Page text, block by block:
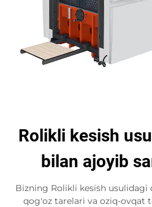
Rolikli kesish
bilan ajoyib
Bizning Rolikli kesish
qog'oz tarelari va oziq-ovqat